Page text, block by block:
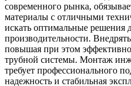
современного рынка,
материалы с отличными
искать оптимальные решения
производительности.
повышая при этом
трубной системы. Монтаж
требует профессионального
надежность и стабильная